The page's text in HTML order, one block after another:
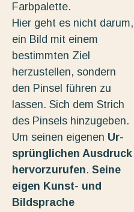
Farbpalette.
Hier geht es nicht darum,
ein Bild mit einem
bestimmten Ziel
herzustellen, sondern
den Pinsel führen zu
lassen. Sich dem Strich
des Pinsels hinzugeben.
Um seinen eigenen Ur-
sprünglichen Ausdruck
hervorzurufen. Seine
eigen Kunst- und
Bildsprache